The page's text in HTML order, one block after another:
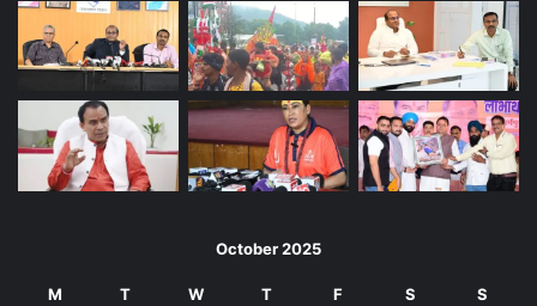
October 2025
M T W T F S S